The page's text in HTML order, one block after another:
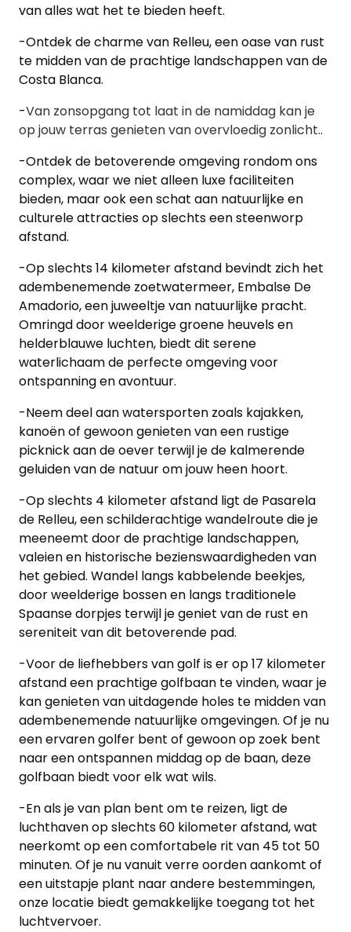
van alles wat het te bieden heeft.
-Ontdek de charme van Relleu, een oase van rust
te midden van de prachtige landschappen van de
Costa Blanca.
-Van zonsopgang tot laat in de namiddag kan je
op jouw terras genieten van overvloedig zonlicht..
-Ontdek de betoverende omgeving rondom ons
complex, waar we niet alleen luxe faciliteiten
bieden, maar ook een schat aan natuurlijke en
culturele attracties op slechts een steenworp
afstand.
-Op slechts 14 kilometer afstand bevindt zich het
adembenemende zoetwatermeer, Embalse De
Amadorio, een juweeltje van natuurlijke pracht.
Omringd door weelderige groene heuvels en
helderblauwe luchten, biedt dit serene
waterlichaam de perfecte omgeving voor
ontspanning en avontuur.
-Neem deel aan watersporten zoals kajakken,
kanoën of gewoon genieten van een rustige
picknick aan de oever terwijl je de kalmerende
geluiden van de natuur om jouw heen hoort.
-Op slechts 4 kilometer afstand ligt de Pasarela
de Relleu, een schilderachtige wandelroute die je
meeneemt door de prachtige landschappen,
valeien en historische bezienswaardigheden van
het gebied. Wandel langs kabbelende beekjes,
door weelderige bossen en langs traditionele
Spaanse dorpjes terwijl je geniet van de rust en
sereniteit van dit betoverende pad.
-Voor de liefhebbers van golf is er op 17 kilometer
afstand een prachtige golfbaan te vinden, waar je
kan genieten van uitdagende holes te midden van
adembenemende natuurlijke omgevingen. Of je nu
een ervaren golfer bent of gewoon op zoek bent
naar een ontspannen middag op de baan, deze
golfbaan biedt voor elk wat wils.
-En als je van plan bent om te reizen, ligt de
luchthaven op slechts 60 kilometer afstand, wat
neerkomt op een comfortabele rit van 45 tot 50
minuten. Of je nu vanuit verre oorden aankomt of
een uitstapje plant naar andere bestemmingen,
onze locatie biedt gemakkelijke toegang tot het
luchtvervoer.